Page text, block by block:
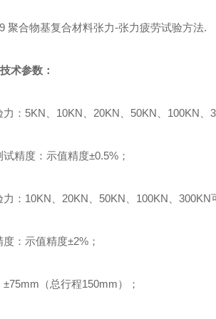
聚合物基复合材料张力-张力疲劳试验方法.
术参数：
： 5KN 10KN 20KN 50KN 100KN
试精度：示值精度±0.5% ；
： 10KN 20KN 50KN 100KN 300KN
度：示值精度±2% ；
±75mm （总行程150mm）；